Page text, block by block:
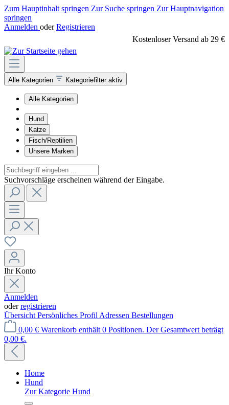
Zum Hauptinhalt springen Zur Suche springen Zur Hauptnavigation
springen
Anmelden oder Registrieren
Kostenloser Versand ab 29 €
Alle Kategorien Kategoriefilter aktiv
Alle Kategorien
Hund
Katze
Fisch/Reptilien
Unsere Marken
Suchvorschläge erscheinen während der Eingabe.
Ihr Konto
Anmelden
oderregistrieren
Übersicht Persönliches Profil Adressen Bestellungen
0,00 € Warenkorb enthält 0 Positionen. Der Gesamtwert beträgt
0,00 €.
Home
Hund
Zur Kategorie Hund